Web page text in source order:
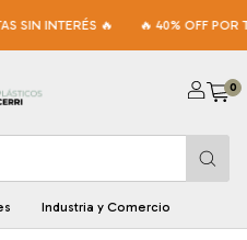
SIN INTERÉS 🔥 🔥 40% OFF POR
0
Industria y Comercio